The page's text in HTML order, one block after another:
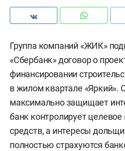
Группа компаний «ЖИК»
«Сбербанк» договор о
финансировании
в жилом квартале «Яркий».
максимально защищает
банк контролирует целевое
средств, а интересы
полностью страхуются